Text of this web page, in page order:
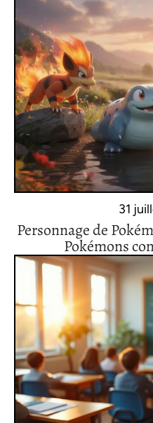
31
Personnage de
Pokémons